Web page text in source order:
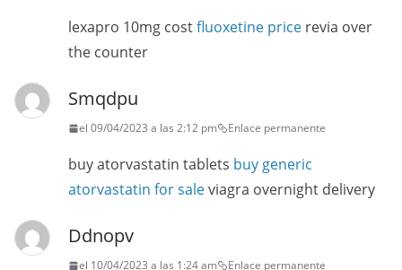
lexapro 10mg costfluoxetine price revia over
the counter
Smqdpu
el 09/04/2023 a las 2:12 pm Enlace permanente
buy atorvastatin tablets buy generic
atorvastatin for saleviagra overnight delivery
Ddnopv
el 10/04/2023 a las 1:24 am Enlace permanente